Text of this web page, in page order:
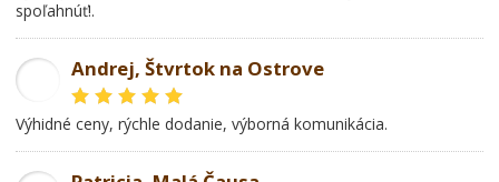
spoľahnúť!.
Andrej, Štvrtok na Ostrove
Výhidné ceny, rýchle dodanie, výborná komunikácia.